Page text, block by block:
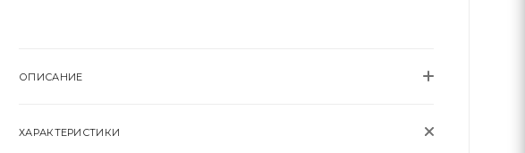
ОПИСАНИЕ
ХАРАКТЕРИСТИКИ